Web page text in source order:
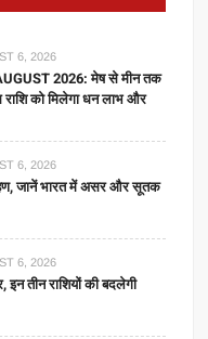
6, 2026
2026: मेष से मीन तक
को मिलेगा धन लाभ और
6, 2026
जानें भारत में असर और सूतक
6, 2026
इन तीन राशियों की बदलेगी